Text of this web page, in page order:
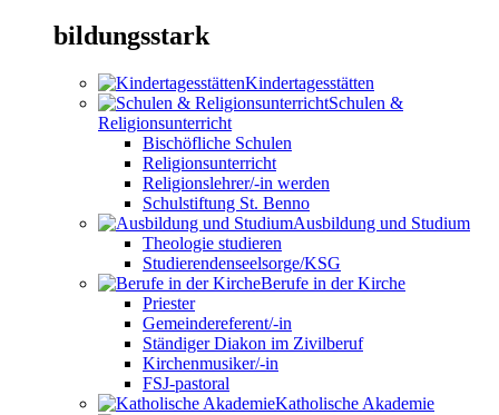
bildungsstark
Kindertagesstätten
Schulen &
Religionsunterricht
Bischöfliche Schulen
Religionsunterricht
Religionslehrer/-in werden
Schulstiftung St. Benno
Ausbildung und Studium
Theologie studieren
Studierendenseelsorge/KSG
Berufe in der Kirche
Priester
Gemeindereferent/-in
Ständiger Diakon im Zivilberuf
Kirchenmusiker/-in
FSJ-pastoral
Katholische Akademie